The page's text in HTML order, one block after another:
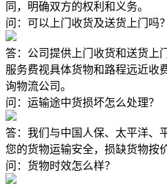
同，明确双方的权利和义务。
问：可以上门收货及送货上门吗
答：公司提供上门收货和送货上
服务费视具体货物和路程远近收
询物流公司。
问：运输途中货损坏怎么处理？
答：我们与中国人保、太平洋、
您的货物运输安全，损缺货物按
问：货物时效怎么样？